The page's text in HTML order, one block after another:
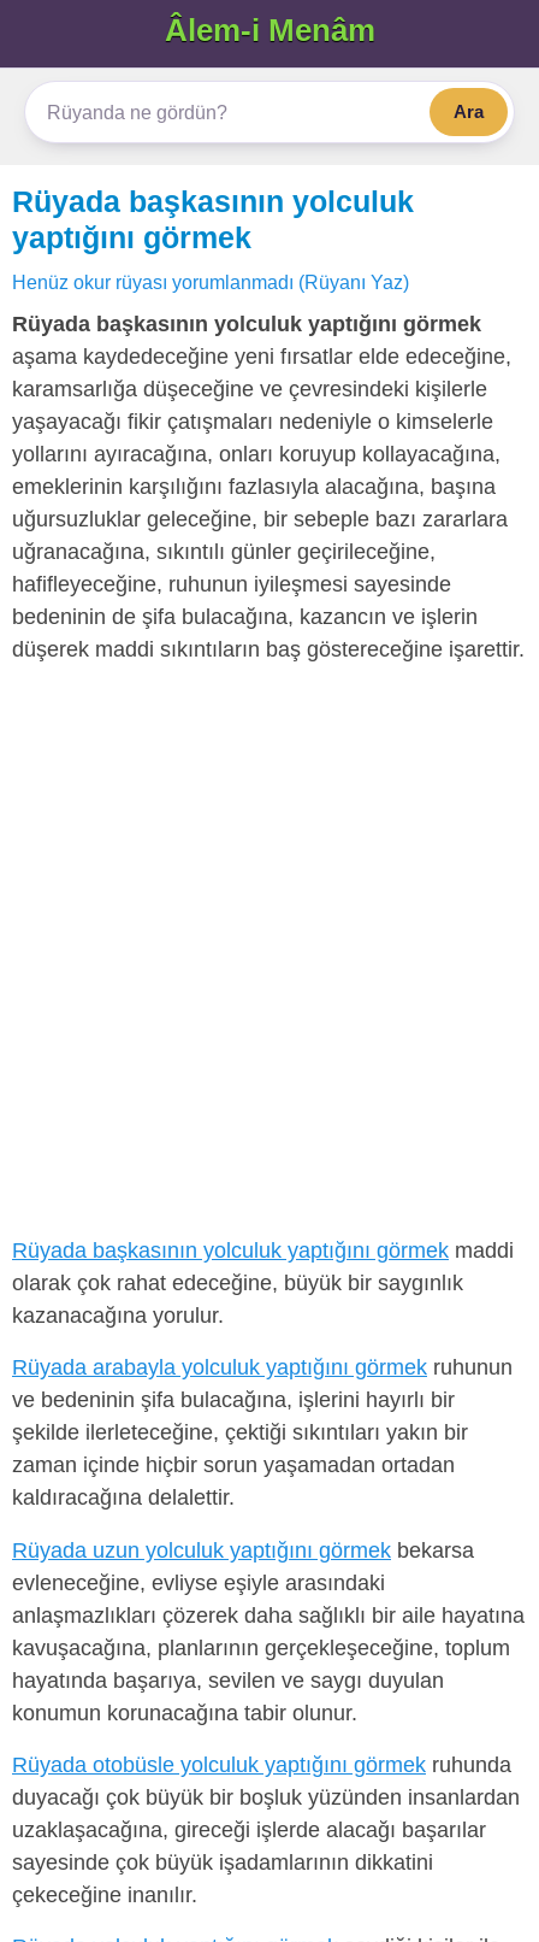
Âlem-i Menâm
Ara
Rüyada başkasının yolculuk
yaptığını görmek
Henüz okur rüyası yorumlanmadı (Rüyanı Yaz)
Rüyada başkasının yolculuk yaptığını görmek
aşama kaydedeceğine yeni fırsatlar elde edeceğine,
karamsarlığa düşeceğine ve çevresindeki kişilerle
yaşayacağı fikir çatışmaları nedeniyle o kimselerle
yollarını ayıracağına, onları koruyup kollayacağına,
emeklerinin karşılığını fazlasıyla alacağına, başına
uğursuzluklar geleceğine, bir sebeple bazı zararlara
uğranacağına, sıkıntılı günler geçirileceğine,
hafifleyeceğine, ruhunun iyileşmesi sayesinde
bedeninin de şifa bulacağına, kazancın ve işlerin
düşerek maddi sıkıntıların baş göstereceğine işarettir.
Rüyada başkasının yolculuk yaptığını görmek maddi
olarak çok rahat edeceğine, büyük bir saygınlık
kazanacağına yorulur.
Rüyada arabayla yolculuk yaptığını görmek ruhunun
ve bedeninin şifa bulacağına, işlerini hayırlı bir
şekilde ilerleteceğine, çektiği sıkıntıları yakın bir
zaman içinde hiçbir sorun yaşamadan ortadan
kaldıracağına delalettir.
Rüyada uzun yolculuk yaptığını görmek bekarsa
evleneceğine, evliyse eşiyle arasındaki
anlaşmazlıkları çözerek daha sağlıklı bir aile hayatına
kavuşacağına, planlarının gerçekleşeceğine, toplum
hayatında başarıya, sevilen ve saygı duyulan
konumun korunacağına tabir olunur.
Rüyada otobüsle yolculuk yaptığını görmek ruhunda
duyacağı çok büyük bir boşluk yüzünden insanlardan
uzaklaşacağına, gireceği işlerde alacağı başarılar
sayesinde çok büyük işadamlarının dikkatini
çekeceğine inanılır.